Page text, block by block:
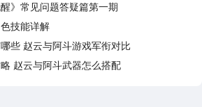
》常见问题答疑篇第一期
技能详解
些 赵云与阿斗游戏军衔对比
赵云与阿斗武器怎么搭配